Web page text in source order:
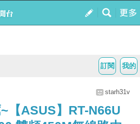
我的
訂閱
starh31v
【ASUS】RT-N66U